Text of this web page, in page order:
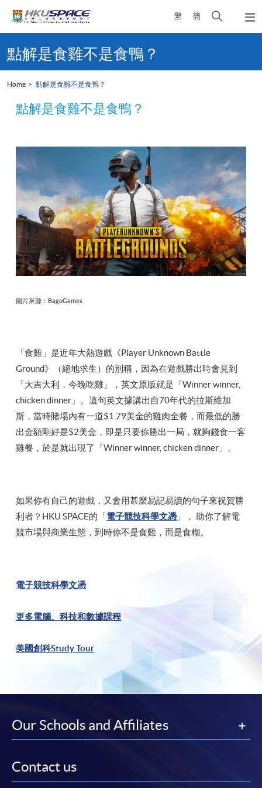
繁 簡
Open
search
content
start點解是食雞不是食鴨？
Home 點解是食雞不是食鴨？
點解是食雞不是食鴨？
圖片來源：BagoGames
「食雞」是近年大熱遊戲《Player Unknown Battle
Ground》（絕地求生）的別稱，因為在遊戲勝出時會見到
「大吉大利，今晚吃雞」，英文原版就是「Winner winner,
chicken dinner」。這句英文據講出自70年代的拉斯維加
斯，當時賭場內有一道$1.79美金的雞肉全餐，而最低的勝
出金額剛好是$2美金，即是只要你勝出一局，就夠錢食一客
雞餐，於是就出現了「Winner winner, chicken dinner」。
如果你有自己的遊戲，又會用甚麼易記易讀的句子來祝賀勝
利者？HKU SPACE的「電子競技科學文憑 」， 助你了解電
競市場與商業生態，到時你不是食雞，而是食糊。
電子競技科學文憑
更多電腦、科技和數據課程
美國創科Study Tour
Our Schools and Affiliates
Contact us